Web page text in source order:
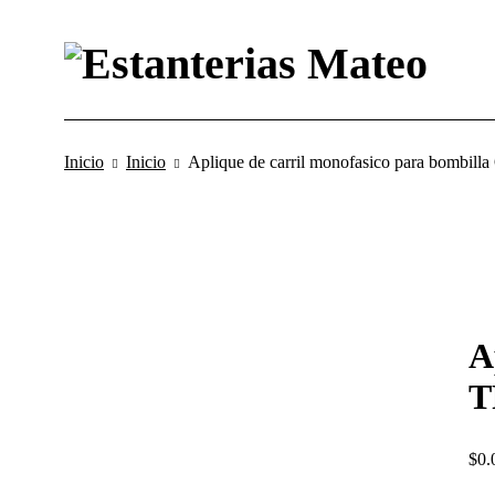
Inicio Inicio Aplique de carril monofasico para
$